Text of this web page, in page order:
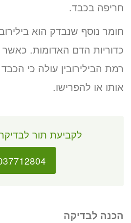
חריפה בכבד.
חומר נוסף שנבדק הוא
כדוריות הדם האדומות.
רמת הבילירובין עולה כי
אותו או להפרישו.
לקביעת תור
הכנה לבדיקה